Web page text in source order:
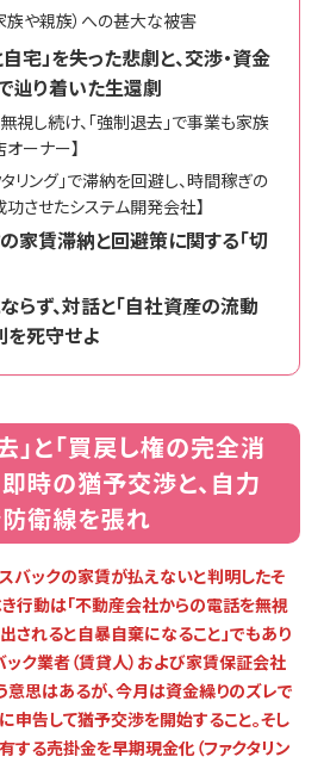
や親族）への甚大な被害
宅」を失った悲劇と、交渉・資金
辿り着いた生還劇
視し続け、「強制退去」で事業も家族
ーナー】
タリング」で滞納を回避し、時間稼ぎの
功させたシステム開発会社】
家賃滞納と回避策に関する「切
らず、対話と「自社資産の流動
を死守せよ
」と「買戻し権の完全消
即時の猶予交渉と、自力
衛線を張れ
バックの家賃が払えないと判明したそ
行動は「不動産会社からの電話を無視
されると自暴自棄になること」でもあり
ック業者（賃貸人）および家賃保証会社
意思はあるが、今月は資金繰りのズレで
申告して猶予交渉を開始すること。そし
する売掛金を早期現金化（ファクタリン